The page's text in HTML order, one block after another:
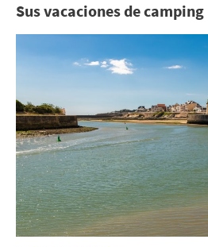
Sus vacaciones de camping